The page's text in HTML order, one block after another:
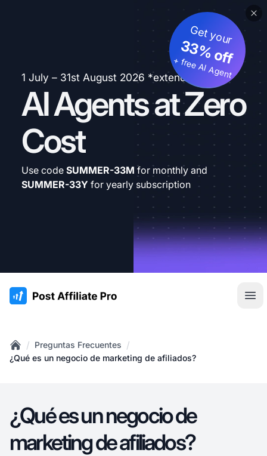
1 July – 31st August 2026 *extended
AI Agents at Zero
Cost
Get your
33% off
+ free AI Agent
Use code SUMMER-33M for monthly and
SUMMER-33Y for yearly subscription
:site.title
Home
/ Preguntas Frecuentes /
¿Qué es un negocio de marketing de afiliados?
¿Qué es un negocio de
marketing de afiliados?